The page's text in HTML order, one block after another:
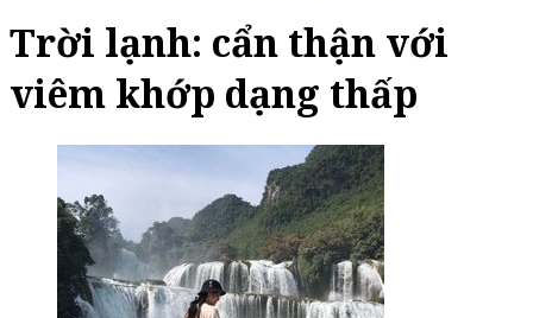
Trời lạnh: cẩn thận với
viêm khớp dạng thấp